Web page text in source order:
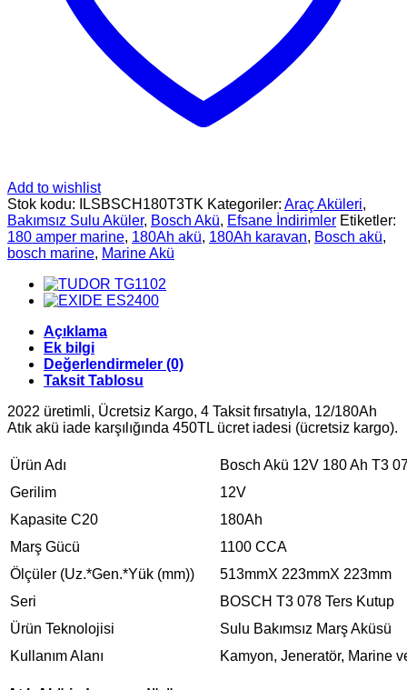
Add to wishlist
Stok kodu:
ILSBSCH180T3TK Kategoriler: Araç Aküleri,
Bakımsız Sulu Aküler, Bosch Akü, Efsane İndirimler Etiketler:
180 amper marine, 180Ah akü, 180Ah karavan, Bosch akü,
bosch marine, Marine Akü
Açıklama
Ek bilgi
Değerlendirmeler (0)
Taksit Tablosu
2022 üretimli, Ücretsiz Kargo, 4 Taksit fırsatıyla, 12/180Ah
Atık akü iade karşılığında 450TL ücret iadesi (ücretsiz kargo).
Ürün Adı
Bosch Akü 12V 180 Ah T3
Gerilim
12V
Kapasite C20
180Ah
Marş Gücü
1100 CCA
Ölçüler (Uz.*Gen.*Yük (mm))
513mmX 223mmX 223mm
Seri
BOSCH T3 078 Ters Kutup
Ürün Teknolojisi
Sulu Bakımsız Marş Aküsü
Kullanım Alanı
Kamyon, Jeneratör, Marine